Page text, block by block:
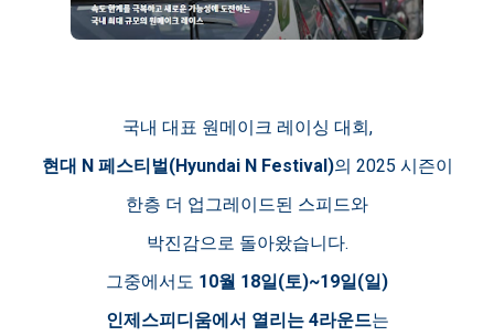
국내 대표 원메이크 레이싱 대회,
현대 N 페스티벌(Hyundai N Festival)의 2025 시즌이
한층 더 업그레이드된 스피드와
박진감으로 돌아왔습니다.
그중에서도 10월 18일(토)~19일(일)
인제스피디움에서 열리는 4라운드는